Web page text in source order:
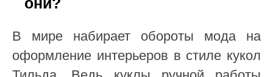
В мире набирает обороты мода на
оформление интерьеров в стиле кукол